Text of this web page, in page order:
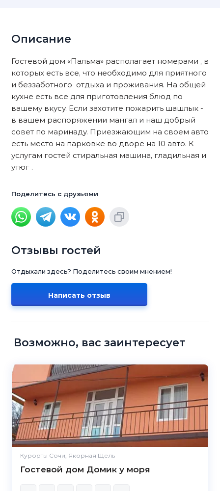
Описание
Гостевой дом «Пальма» располагает номерами , в
которых есть все, что необходимо для приятного
и беззаботного отдыха и проживания. На общей
кухне есть все для приготовления блюд по
вашему вкусу. Если захотите пожарить шашлык -
в вашем распоряжении мангал и наш добрый
совет по маринаду. Приезжающим на своем авто
есть место на парковке во дворе на 10 авто. К
услугам гостей стиральная машина, гладильная и
утюг .
Поделитесь с друзьями
Отзывы гостей
Отдыхали здесь? Поделитесь своим мнением!
Написать отзыв
Возможно, вас заинтересует
Курорты Сочи, Якорная Щель
Гостевой дом Домик у моря